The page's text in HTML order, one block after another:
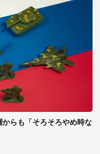
らも「そろそろやめ時な